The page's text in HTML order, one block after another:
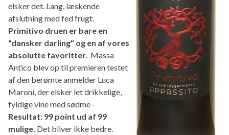
elsker det. Lang, læskende
afslutning med fed frugt.
Primitivo druen er bare en
"dansker darling" og en af vores
absolutte favoritter . Massa
Antico blev op til premieren testet
af den berømte anmelder Luca
Maroni, der elsker let drikkelige,
fyldige vine med sødme -
Resultat: 99 point ud af 99
mulige. Det bliver ikke bedre.